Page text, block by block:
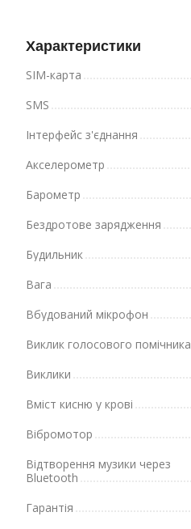
Характеристики
SIM-карта
SMS
Інтерфейс з'єднання
Акселерометр
Барометр
Бездротове зарядження
Будильник
Вага
Вбудований мікрофон
Виклик голосового помічника
Виклики
Вміст кисню у крові
Вібромотор
Відтворення музики через
Bluetooth
Гарантія